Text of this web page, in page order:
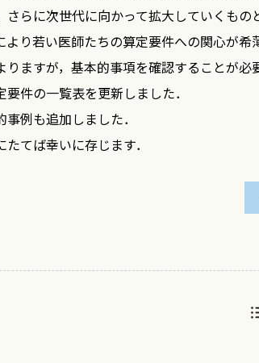
らに次世代に向かって拡大していくもの
り若い医師たちの算定要件への関心が希
ますが，基本的事項を確認することが必
件の一覧表を更新しました．
例も追加しました．
てば幸いに存じます．